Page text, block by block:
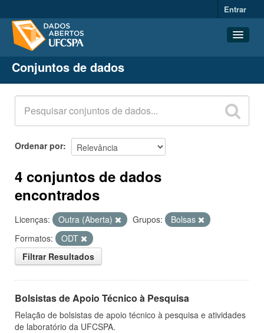
Entrar
Conjuntos de dados
Organizações
Grupos
Sobre
Conjuntos de dados
Ordenar por
4 conjuntos de dados
encontrados
Licenças: Outra (Aberta) Grupos:
Bolsas
Formatos:
ODT
Filtrar Resultados
Bolsistas de Apoio Técnico à Pesquisa
Relação de bolsistas de apoio técnico à pesquisa e atividades
de laboratório da UFCSPA.